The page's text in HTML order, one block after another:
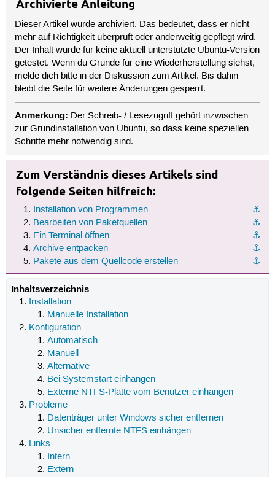
Archivierte Anleitung
Dieser Artikel wurde archiviert. Das bedeutet, dass er nicht
mehr auf Richtigkeit überprüft oder anderweitig gepflegt wird.
Der Inhalt wurde für keine aktuell unterstützte Ubuntu-Version
getestet. Wenn du Gründe für eine Wiederherstellung siehst,
melde dich bitte in der Diskussion zum Artikel. Bis dahin
bleibt die Seite für weitere Änderungen gesperrt.
Anmerkung: Der Schreib- / Lesezugriff gehört inzwischen
zur Grundinstallation von Ubuntu, so dass keine speziellen
Schritte mehr notwendig sind.
Zum Verständnis dieses Artikels sind
folgende Seiten hilfreich:
⚓︎
Installation von Programmen
⚓︎
Bearbeiten von Paketquellen
⚓︎
Ein Terminal öffnen
⚓︎
Archive entpacken
⚓︎
Pakete aus dem Quellcode erstellen
Inhaltsverzeichnis
Installation
Manuelle Installation
Konfiguration
Automatisch
Manuell
Alternative
Bei Systemstart einhängen
Externe NTFS-Platte vom Benutzer einhängen
Probleme
Datenträger unter Windows sicher entfernen
Unsicher entfernte NTFS einhängen
Links
Intern
Extern